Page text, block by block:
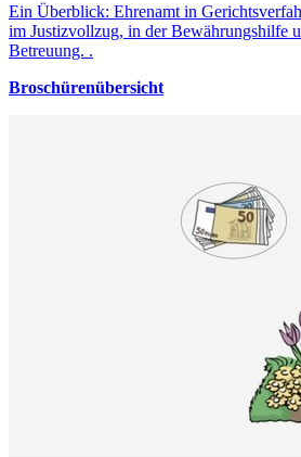
Ein Überblick: Ehrenamt in
im Justizvollzug, in der Bewährungshilfe
Betreuung. .
Broschürenübersicht